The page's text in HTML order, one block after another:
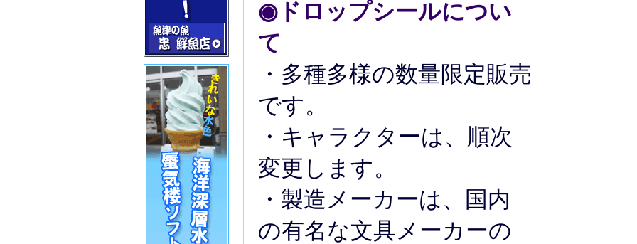
◉ドロップシールについ
て
・多種多様の数量限定販売
です。
・キャラクターは、順次
変更します。
・製造メーカーは、国内
の有名な文具メーカーの